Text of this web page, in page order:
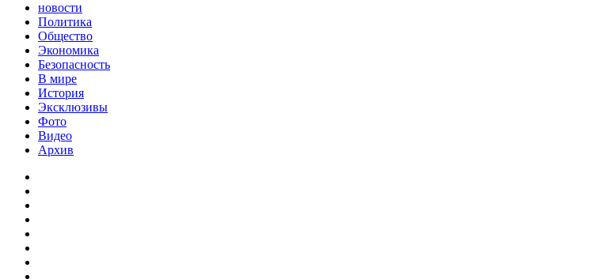
новости
Политика
Общество
Экономика
Безопасность
В мире
История
Эксклюзивы
Фото
Видео
Архив